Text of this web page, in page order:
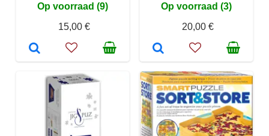
Op voorraad (9)
15,00 €
Op voorraad (3)
20,00 €